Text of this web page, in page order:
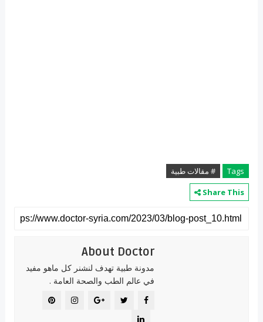
Tags
# مقالات طبية
Share This
About Doctor
مدونة طبية تهدف لنشنر كل ماهو مفيد
في عالم الطب والصحة العامة .